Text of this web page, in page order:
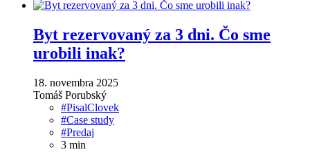
Byt rezervovaný za 3 dni. Čo sme
urobili inak?
18. novembra 2025
Tomáš Porubský
#PisalClovek
#Case study
#Predaj
3 min